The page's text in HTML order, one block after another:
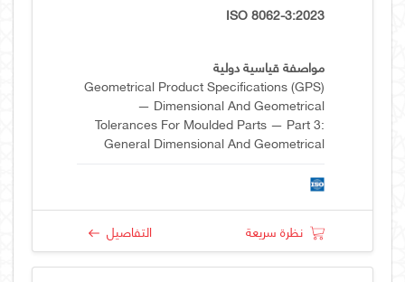
ISO 8062-3:2023
مواصفة قياسية دولية
Geometrical Product Specifications (GPS)
— Dimensional And Geometrical
Tolerances For Moulded Parts — Part 3:
General Dimensional And Geometrical
Castings Using ± Tolerances For Indicated
Dimensions
نظرة سريعة
التفاصيل